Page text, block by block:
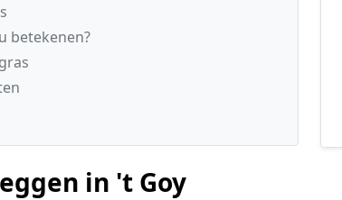
betekenen?
in 't Goy